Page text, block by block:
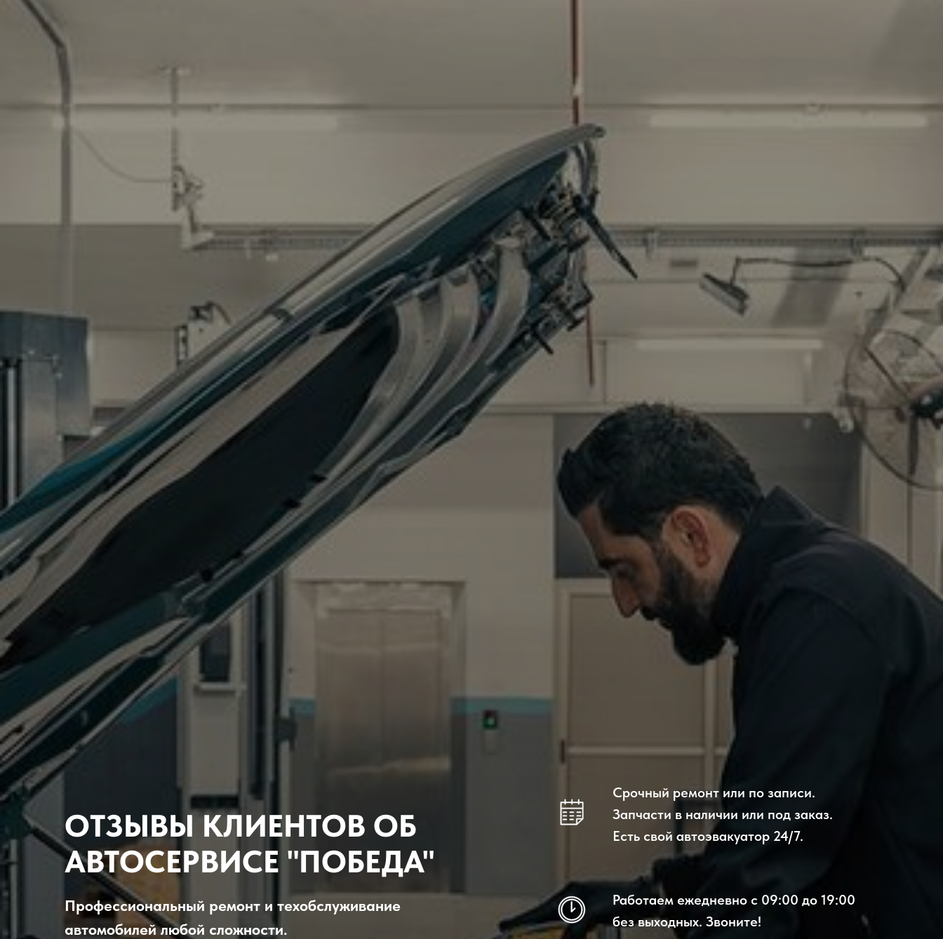
ОТЗЫВЫ КЛИЕНТОВ ОБ
АВТОСЕРВИСЕ "ПОБЕДА"
Профессиональный ремонт и техобслуживание
автомобилей любой сложности.
Срочный ремонт или по записи.
Запчасти в наличии или под заказ.
Есть свой автоэвакуатор 24/7.
Работаем ежедневно с 09:00 до 19:00
без выходных. Звоните!